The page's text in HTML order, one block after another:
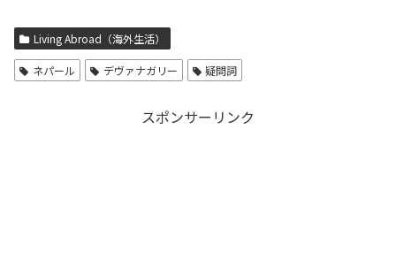
Living Abroad（海外生活）
ネパール デヴァナガリー 疑問詞
スポンサーリンク